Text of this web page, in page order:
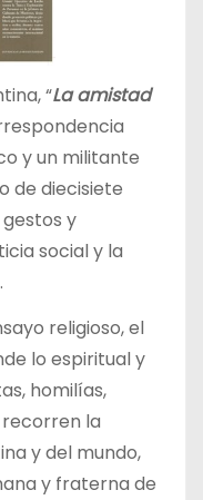
“La amistad
y un militante
de diecisiete
y
social y la
religioso, el
lo espiritual y
homilías,
la
y del mundo,
y fraterna de